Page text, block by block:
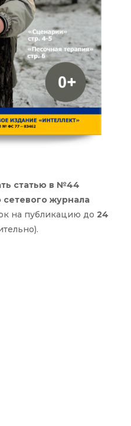
статью в №44
журнала
на публикацию до 24